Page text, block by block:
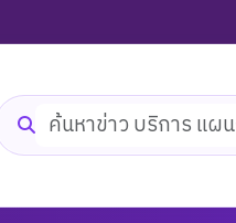
ค้นหาเว็บไซต์